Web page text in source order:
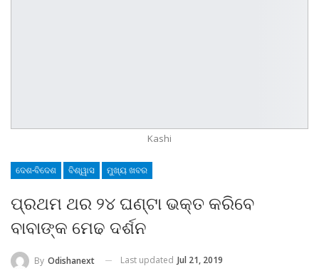
Kashi
ଦେଶ-ବିଦେଶ ବିଶ୍ୱାସ ମୁଖ୍ୟ ଖବର
ପ୍ରଥମ ଥର ୨୪ ଘଣ୍ଟା ଭକ୍ତ କରିବେ
ବାବାଙ୍କ ମେଢ ଦର୍ଶନ
By Odishanext Last updated Jul 21, 2019